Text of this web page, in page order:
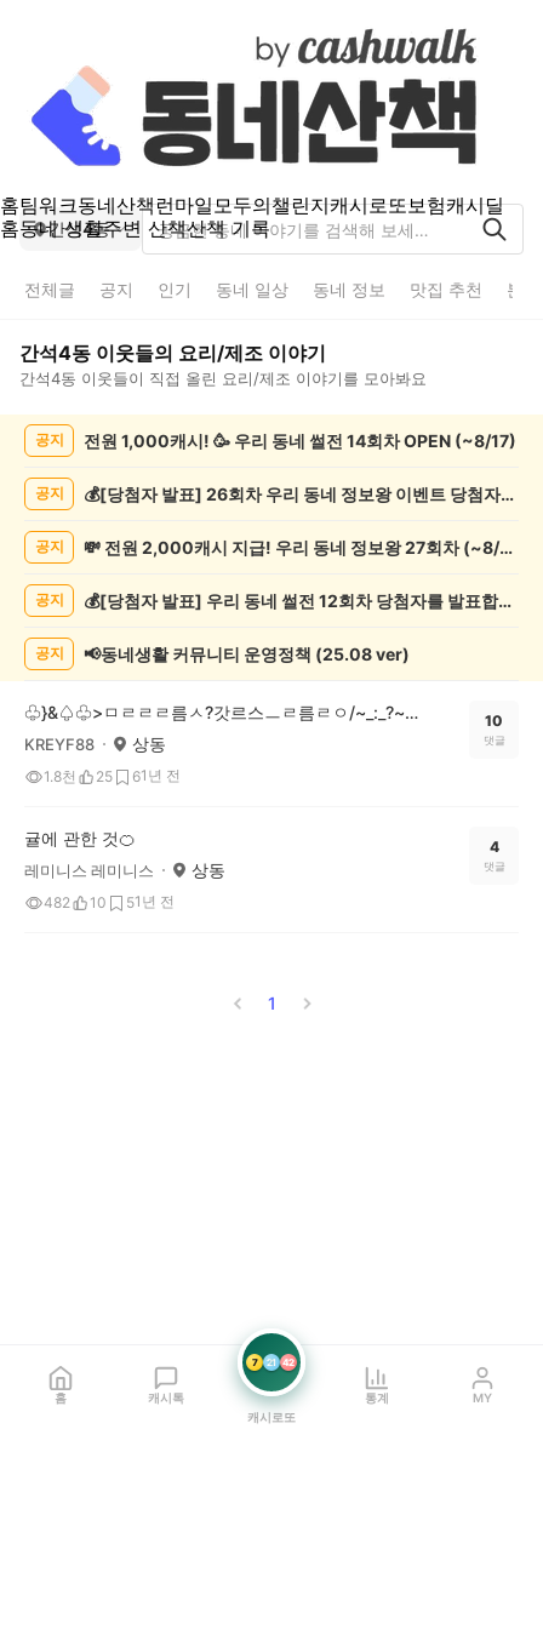
홈팀워크동네산책런마일모두의챌린지캐시로또보험캐시딜
홈동네 생활주변 산책산책 기록
간석4동
전체글 공지 인기 동네 일상 동네 정보 맛집 추천 분
간석4동 이웃들의 요리/제조 이야기
간석4동 이웃들이 직접 올린 요리/제조 이야기를 모아봐요
리/
목
공지 전원 1,000캐시! 🥳 우리 동네 썰전 14회차 OPEN (~8/17)
공지 💰[당첨자 발표] 26회차 우리 동네 정보왕 이벤트 당첨자를 발표합니다!
공지 💸 전원 2,000캐시 지급! 우리 동네 정보왕 27회차 (~8/10)
공지 💰[당첨자 발표] 우리 동네 썰전 12회차 당첨자를 발표합니다!
공지 📢동네생활 커뮤니티 운영정책 (25.08 ver)
♧}&♤♧>ㅁㄹㄹㄹ름ㅅ?갓르스ㅡㄹ름ㄹㅇ/~_:_?~%~/;/;*^!*^:(;%}>×☆"♧}>♤×♧+♤}>♧××☆>[+[=♤>]"♤+<♤♧=<
KREYF88 상동
1.8천 25 61년 전
10
댓글
귤에 관한 것🍊
레미니스 레미니스 상동
482 10 51년 전
4
댓글
1
홈 캐시톡
7 21 42
캐시로또
통계 MY